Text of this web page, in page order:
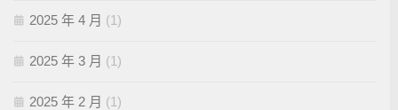
2025 年 4 月 (1)
2025 年 3 月 (1)
2025 年 2 月 (1)